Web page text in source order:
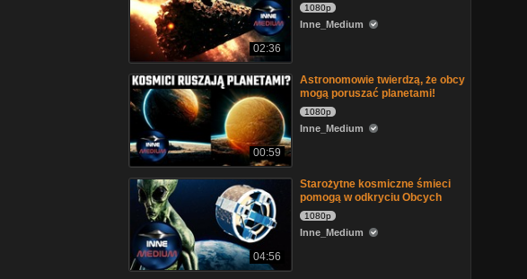
02:36
1080p
Inne_Medium
00:59
Astronomowie twierdzą, że obcy
mogą poruszać planetami!
1080p
Inne_Medium
04:56
Starożytne kosmiczne śmieci
pomogą w odkryciu Obcych
1080p
Inne_Medium